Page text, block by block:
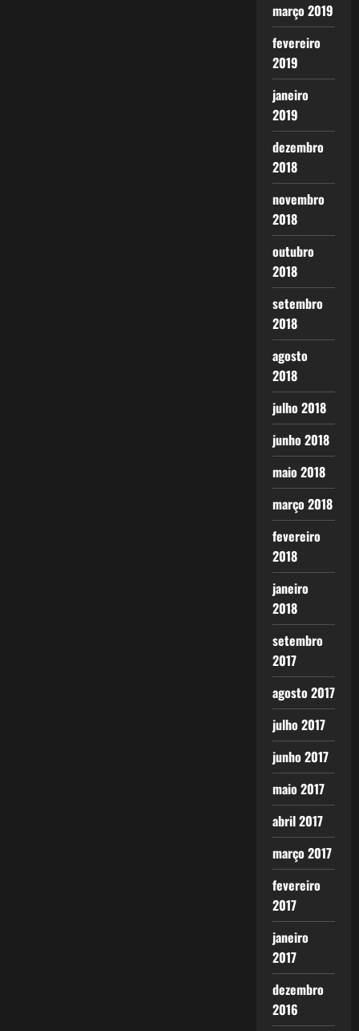
março 2019
fevereiro
2019
janeiro
2019
dezembro
2018
novembro
2018
outubro
2018
setembro
2018
agosto
2018
julho 2018
junho 2018
maio 2018
março 2018
fevereiro
2018
janeiro
2018
setembro
2017
agosto 2017
julho 2017
junho 2017
maio 2017
abril 2017
março 2017
fevereiro
2017
janeiro
2017
dezembro
2016